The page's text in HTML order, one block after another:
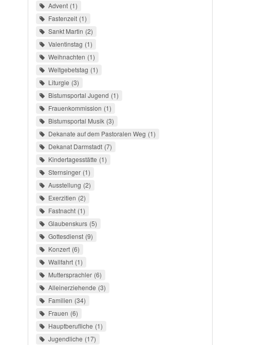
Advent 1
Fastenzeit 1
Sankt Martin 2
Valentinstag 1
Weihnachten 1
Weltgebetstag 1
Liturgie 3
Bistumsportal Jugend 1
Frauenkommission 1
Bistumsportal Musik 3
Dekanate auf dem Pastoralen Weg 1
Dekanat Darmstadt 7
Kindertagesstätte 1
Sternsinger 1
Ausstellung 2
Exerzitien 2
Fastnacht 1
Glaubenskurs 5
Gottesdienst 9
Konzert 6
Wallfahrt 1
Muttersprachler 6
Alleinerziehende 3
Familien 34
Frauen 6
Hauptberufliche 1
Jugendliche 17